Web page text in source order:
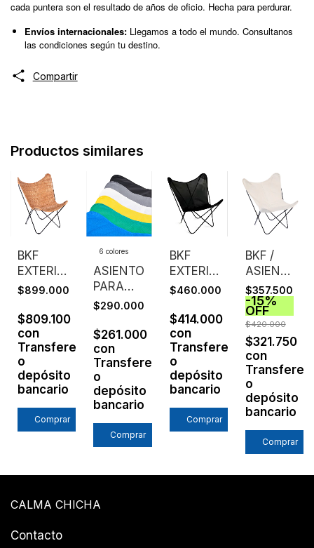
cada puntera son el resultado de años de oficio. Hecha para perdurar.
Envíos internacionales: Llegamos a todo el mundo. Consultanos
las condiciones según tu destino.
Compartir
Productos similares
BKF
EXTERIOR
/
TEJIDO /
MIMBRE
NATURAL
TEJIDO
$899.000
$809.100
con
Transferencia
o
depósito
bancario
Comprar
6 colores
ASIENTO
PARA
BKF
/ PVC
MICROPERFORADO
/ SIN
ESTRUCTURA
$290.000
$261.000
con
Transferencia
o
depósito
bancario
Comprar
BKF
EXTERIOR
/
PVC
MICROPERFORADO
/ NEGRO
$460.000
$414.000
con
Transferencia
o
depósito
bancario
Comprar
BKF /
ASIENTO
LONA
CRUDA
EXTRA
FUERTE
/
NEGRA
$357.500
-15%
OFF
$420.000
$321.750
con
o
depósito
bancario
Comprar
CALMA CHICHA
Contacto